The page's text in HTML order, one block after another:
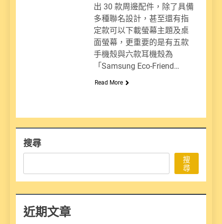
出 30 款周邊配件，除了具備
多種聯名設計，甚至還有指
定款可以下載螢幕主題及桌
面螢幕，更重要的是有五款
手機殼與六款耳機殼為
「Samsung Eco-Friend…
Read More
搜尋
搜
尋
近期文章